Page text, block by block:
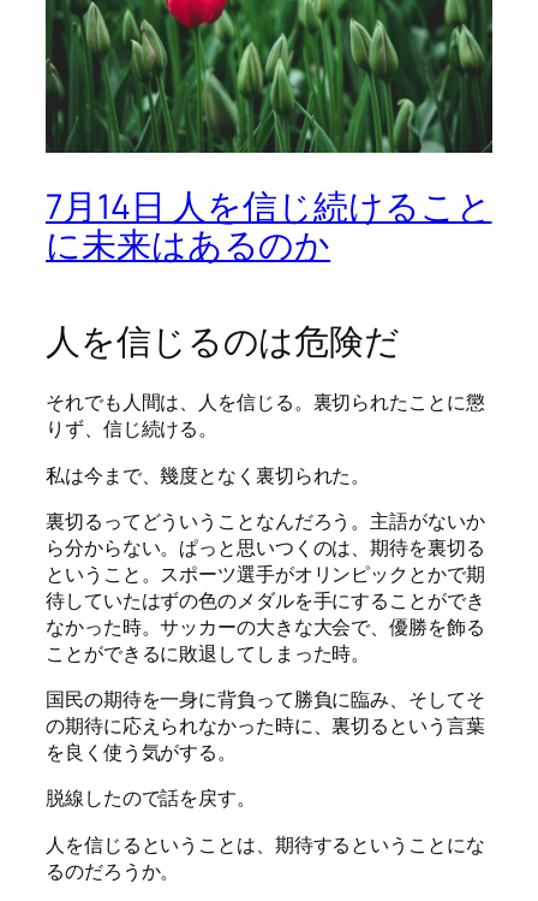
7月14日 人を信じ続けること
に未来はあるのか
人を信じるのは危険だ
それでも人間は、人を信じる。裏切られたことに懲
りず、信じ続ける。
私は今まで、幾度となく裏切られた。
裏切るってどういうことなんだろう。主語がないか
ら分からない。ぱっと思いつくのは、期待を裏切る
ということ。スポーツ選手がオリンピックとかで期
待していたはずの色のメダルを手にすることができ
なかった時。サッカーの大きな大会で、優勝を飾る
ことができるに敗退してしまった時。
国民の期待を一身に背負って勝負に臨み、そしてそ
の期待に応えられなかった時に、裏切るという言葉
を良く使う気がする。
脱線したので話を戻す。
人を信じるということは、期待するということにな
るのだろうか。